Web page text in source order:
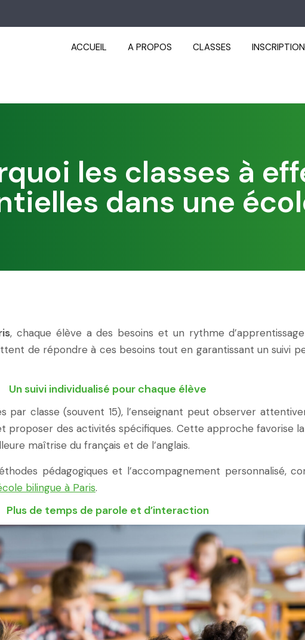
ACCUEIL A PROPOS CLASSES
les classes à
dans une
, chaque élève a des besoins et un rythme d’apprentissage
de répondre à ces besoins tout en garantissant un suivi
Un suivi individualisé pour chaque élève
par classe (souvent 15), l’enseignant peut observer
proposer des activités spécifiques. Cette approche favorise
maîtrise du français et de l’anglais.
pédagogiques et l’accompagnement personnalisé,
bilingue à Paris.
Plus de temps de parole et d’interaction